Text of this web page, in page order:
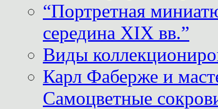
“Портретная
середина XIX вв.”
Виды
Карл Фаберже и
Самоцветные